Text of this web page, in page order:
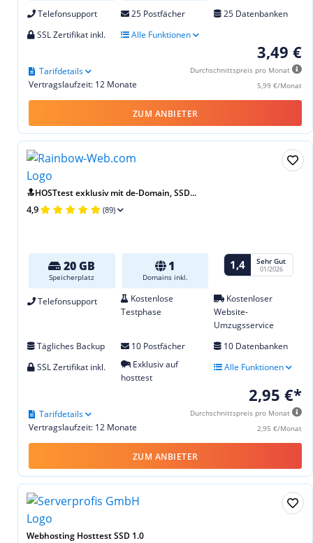
Telefonsupport 25 Postfächer
25 Datenbanken
SSL Zertifikat inkl.
Alle Funktionen
3,49 €
Durchschnittspreis pro Monat
5,99 €/Monat
Vertragslaufzeit: 12 Monate
Tarifdetails
ZUM ANBIETER
🔝HOSTtest exklusiv mit de-Domain, SSD...
4,9 (89)
20 GB
Speicherplatz
1
Domains inkl.
1,4 Sehr Gut
01/2026
Telefonsupport
Kostenlose
Testphase
Kostenloser
Website-
Umzugsservice
Tägliches Backup
10 Postfächer
10 Datenbanken
SSL Zertifikat inkl.
Exklusiv auf
hosttest
Alle Funktionen
2,95 €*
Durchschnittspreis pro Monat
2,95 €/Monat
Vertragslaufzeit: 12 Monate
Tarifdetails
ZUM ANBIETER
Webhosting Hosttest SSD 1.0